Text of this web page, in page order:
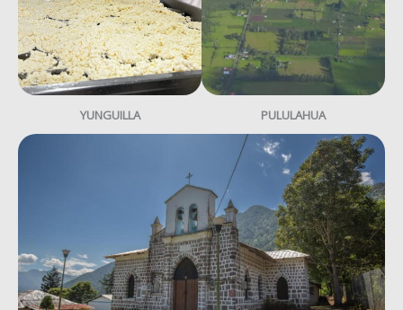
YUNGUILLA PULULAHUA